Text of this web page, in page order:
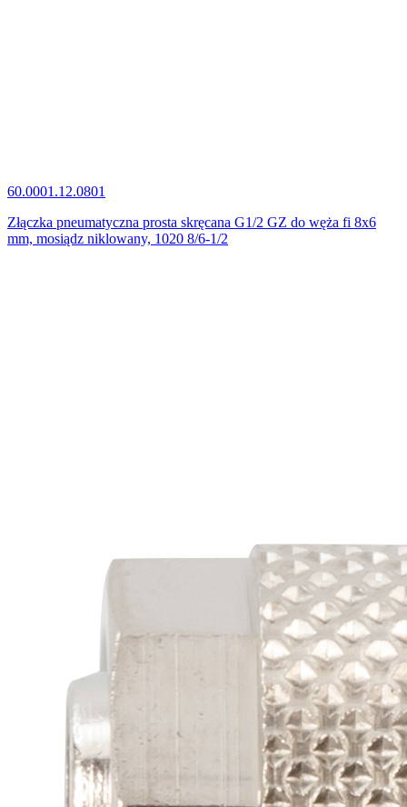
60.0001.12.0801
Złączka pneumatyczna prosta skręcana G1/2 GZ do węża fi 8x6
mm, mosiądz niklowany, 1020 8/6-1/2